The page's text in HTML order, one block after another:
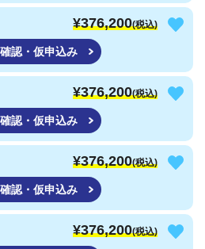
¥376,200(税込)
認・仮申込み
¥376,200(税込)
認・仮申込み
¥376,200(税込)
認・仮申込み
¥376,200(税込)